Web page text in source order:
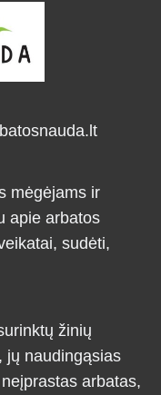
mėgėjams ir
apie arbatos
sudėti,
žinių
jų naudingąsias
arbatas,